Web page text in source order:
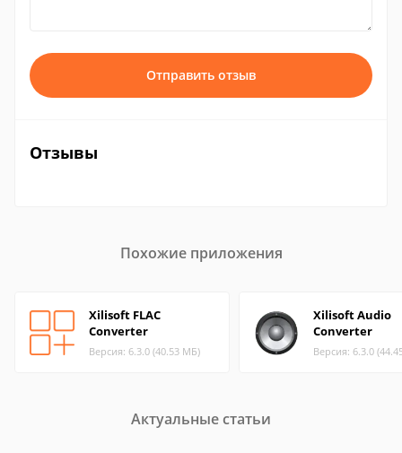
Отправить отзыв
Отзывы
Похожие приложения
Xilisoft FLAC
Converter
Версия: 6.3.0 (40.53 МБ)
Xilisoft Audio
Converter
Версия: 6.3.0
Актуальные статьи